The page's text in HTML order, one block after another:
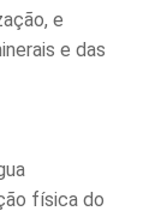
e
e das
física do